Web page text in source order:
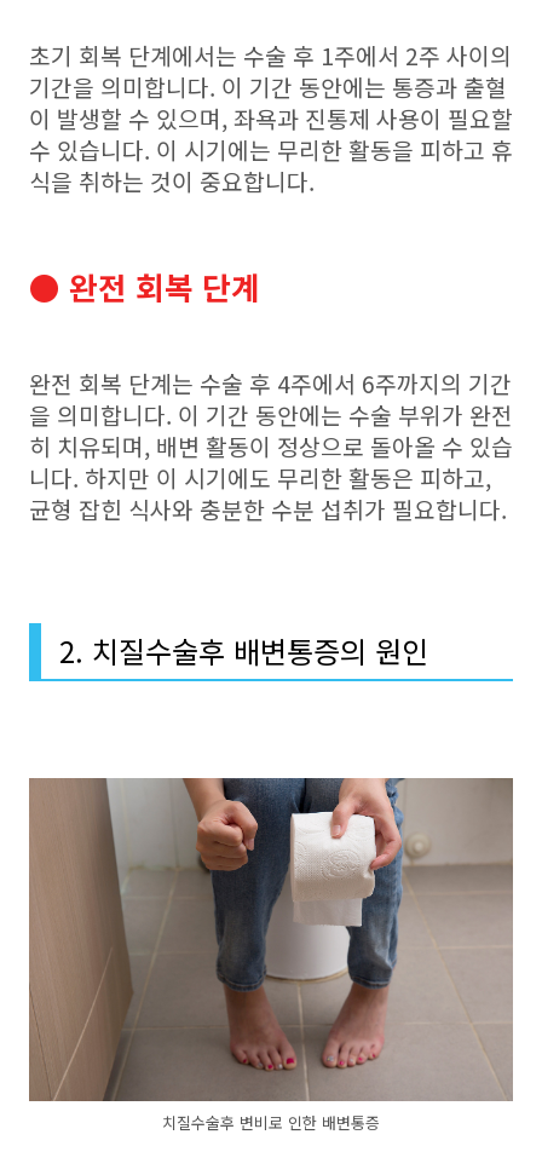
초기 회복 단계에서는 수술 후 1주에서 2주 사이의
기간을 의미합니다. 이 기간 동안에는 통증과 출혈
이 발생할 수 있으며, 좌욕과 진통제 사용이 필요할
수 있습니다. 이 시기에는 무리한 활동을 피하고 휴
식을 취하는 것이 중요합니다.
● 완전 회복 단계
완전 회복 단계는 수술 후 4주에서 6주까지의 기간
을 의미합니다. 이 기간 동안에는 수술 부위가 완전
히 치유되며, 배변 활동이 정상으로 돌아올 수 있습
니다. 하지만 이 시기에도 무리한 활동은 피하고,
균형 잡힌 식사와 충분한 수분 섭취가 필요합니다.
2. 치질수술후 배변통증의 원인
치질수술후 변비로 인한 배변통증